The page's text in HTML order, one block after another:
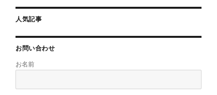
人気記事
お問い合わせ
お名前